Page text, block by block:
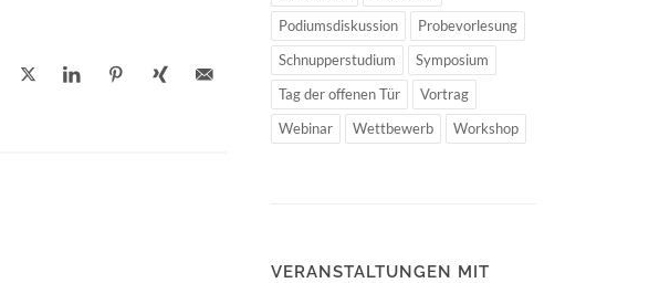
Podiumsdiskussion
Probevorlesung
Schnupperstudium
Symposium
Tag der offenen Tür
Vortrag
Webinar
Wettbewerb Workshop
VERANSTALTUNGEN MIT